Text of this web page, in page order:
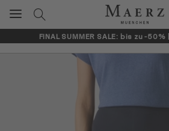
FINAL SUMMER SALE: bis zu -50% |
Artikelbilder überspringen